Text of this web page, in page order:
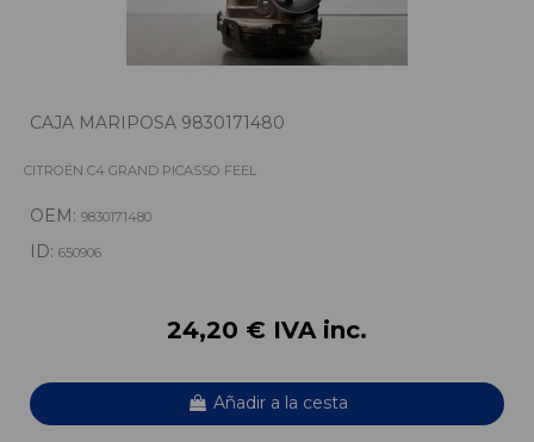
CAJA MARIPOSA 9830171480
CITROËN C4 GRAND PICASSO FEEL
OEM: 9830171480
ID: 650906
24,20 € IVA inc.
Añadir a la cesta